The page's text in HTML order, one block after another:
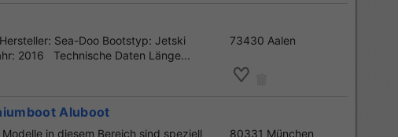
Sea-Doo Bootstyp: Jetski
2016 Technische Daten Länge...
73430 Aalen
Aluboot
in diesem Bereich sind speziell
80331 München